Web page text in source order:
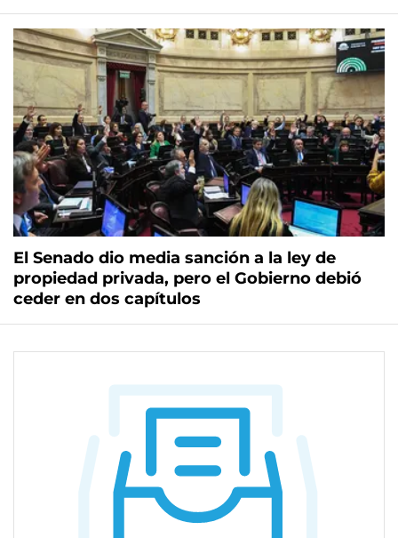
El Senado dio media sanción a la ley de
propiedad privada, pero el Gobierno debió
ceder en dos capítulos